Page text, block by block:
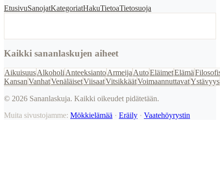
EtusivuSanojatKategoriatHakuTietoaTietosuoja
Kaikki sananlaskujen aiheet
AikuisuusAlkoholi AnteeksiantoArmeija AutoEläimetElämä
KansanVanhatVenäläisetViisaatVitsikkäätVoimaannuttavatYstävyys
© 2026 Sananlaskuja. Kaikki oikeudet pidätetään.
Muita sivustojamme: Mökkielämää · Eräily · Vaatehöyrystin